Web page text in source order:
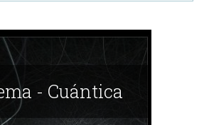
- Cuántica